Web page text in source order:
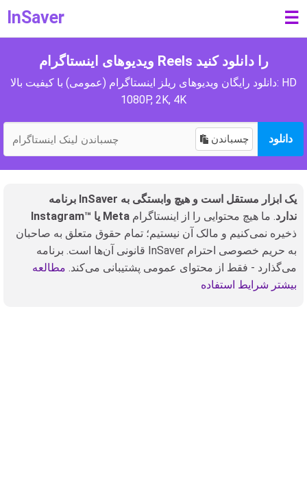
InSaver ☰
ویدیوهای اینستاگرام Reels را دانلود کنید
دانلود رایگان ویدیوهای ریلز اینستاگرام (عمومی) با کیفیت بالا: HD
1080P, 2K, 4K
چسباندن دانلود
برنامه InSaver یک ابزار مستقل است و هیچ وابستگی به
Instagram™ یا Meta ندارد. ما هیچ محتوایی را از اینستاگرام
ذخیره نمی‌کنیم و مالک آن نیستیم؛ تمام حقوق متعلق به صاحبان
قانونی آن‌ها است. برنامه InSaver به حریم خصوصی احترام
می‌گذارد - فقط از محتوای عمومی پشتیبانی می‌کند. مطالعه
بیشتر شرایط استفاده